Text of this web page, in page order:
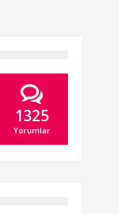
1325
Yorumlar